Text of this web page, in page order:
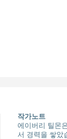
작가노트
에이버리 틸몬
서 경력을 쌓았